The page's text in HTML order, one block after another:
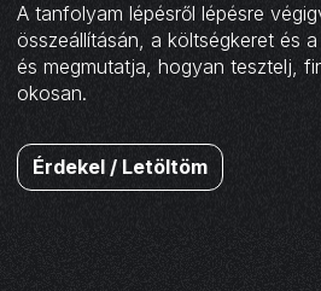
A tanfolyam lépésről lépésre
összeállításán, a költségkeret és
és megmutatja, hogyan tesztelj,
okosan.
Érdekel / Letöltöm